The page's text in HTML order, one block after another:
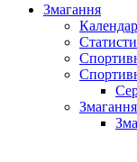
Змагання